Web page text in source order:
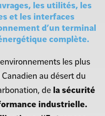
les utilités, les
et les interfaces
d’un terminal
complète.
les plus
au désert du
de la sécurité
industrielle.